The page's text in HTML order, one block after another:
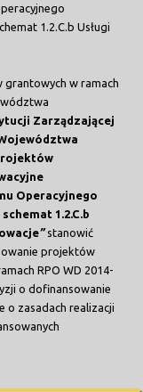
1.2.C.b Usługi
w ramach
Zarządzającej
Operacyjnego
1.2.C.b
”stanowić
projektów
RPO WD 2014-
o dofinansowanie
o zasadach realizacji